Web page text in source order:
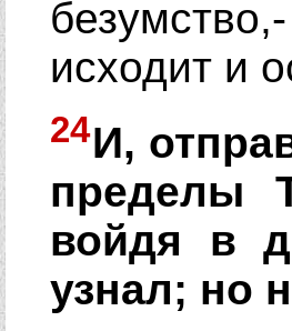
исходит и
24И,
пределы
войдя в
узнал; но